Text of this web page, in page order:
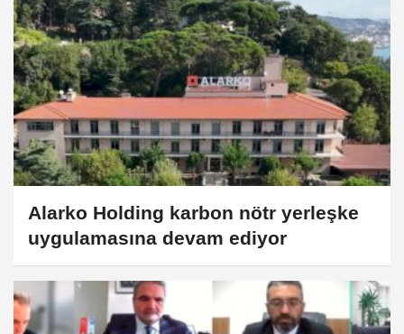
Alarko Holding karbon nötr yerleşke
uygulamasına devam ediyor